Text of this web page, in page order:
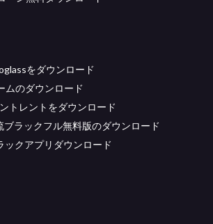
をダウンロード
ムのダウンロード
トレントをダウンロード
ラックフル無料版のダウンロード
ックアプリダウンロード